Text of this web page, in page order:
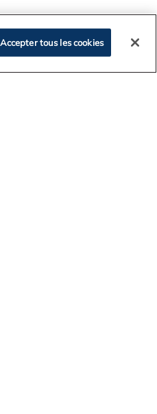
Accepter tous les cookies